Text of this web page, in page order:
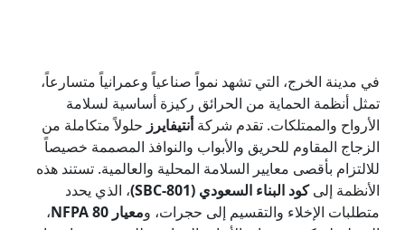
في مدينة الخرج، التي تشهد نمواً صناعياً وعمرانياً متسارعاً،
تمثل أنظمة الحماية من الحرائق ركيزة أساسية لسلامة
الأرواح والممتلكات. تقدم شركةأنتيفايرز حلولاً متكاملة من
الزجاج المقاوم للحريق والأبواب والنوافذ المصممة خصيصاً
للالتزام بأقصى معايير السلامة المحلية والعالمية. تستند هذه
الأنظمة إلىكود البناء السعودي (SBC-801)
، الذي يحدد
متطلبات الإخلاء والتقسيم إلى حجرات، ومعيار NFPA 80
،